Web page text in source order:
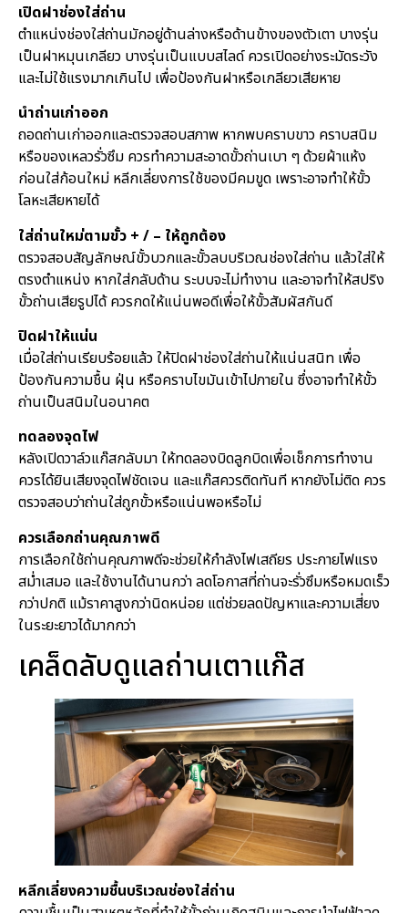
เปิดฝาช่องใส่ถ่าน
ตำแหน่งช่องใส่ถ่านมักอยู่ด้านล่างหรือด้านข้างของตัวเตา บางรุ่น
เป็นฝาหมุนเกลียว บางรุ่นเป็นแบบสไลด์ ควรเปิดอย่างระมัดระวัง
และไม่ใช้แรงมากเกินไป เพื่อป้องกันฝาหรือเกลียวเสียหาย
นำถ่านเก่าออก
ถอดถ่านเก่าออกและตรวจสอบสภาพ หากพบคราบขาว คราบสนิม
หรือของเหลวรั่วซึม ควรทำความสะอาดขั้วถ่านเบา ๆ ด้วยผ้าแห้ง
ก่อนใส่ก้อนใหม่ หลีกเลี่ยงการใช้ของมีคมขูด เพราะอาจทำให้ขั้ว
โลหะเสียหายได้
ใส่ถ่านใหม่ตามขั้ว + / – ให้ถูกต้อง
ตรวจสอบสัญลักษณ์ขั้วบวกและขั้วลบบริเวณช่องใส่ถ่าน แล้วใส่ให้
ตรงตำแหน่ง หากใส่กลับด้าน ระบบจะไม่ทำงาน และอาจทำให้สปริง
ขั้วถ่านเสียรูปได้ ควรกดให้แน่นพอดีเพื่อให้ขั้วสัมผัสกันดี
ปิดฝาให้แน่น
เมื่อใส่ถ่านเรียบร้อยแล้ว ให้ปิดฝาช่องใส่ถ่านให้แน่นสนิท เพื่อ
ป้องกันความชื้น ฝุ่น หรือคราบไขมันเข้าไปภายใน ซึ่งอาจทำให้ขั้ว
ถ่านเป็นสนิมในอนาคต
ทดลองจุดไฟ
หลังเปิดวาล์วแก๊สกลับมา ให้ทดลองบิดลูกบิดเพื่อเช็กการทำงาน
ควรได้ยินเสียงจุดไฟชัดเจน และแก๊สควรติดทันที หากยังไม่ติด ควร
ตรวจสอบว่าถ่านใส่ถูกขั้วหรือแน่นพอหรือไม่
ควรเลือกถ่านคุณภาพดี
การเลือกใช้ถ่านคุณภาพดีจะช่วยให้กำลังไฟเสถียร ประกายไฟแรง
สม่ำเสมอ และใช้งานได้นานกว่า ลดโอกาสที่ถ่านจะรั่วซึมหรือหมดเร็ว
กว่าปกติ แม้ราคาสูงกว่านิดหน่อย แต่ช่วยลดปัญหาและความเสี่ยง
ในระยะยาวได้มากกว่า
เคล็ดลับดูแลถ่านเตาแก๊ส
หลีกเลี่ยงความชื้นบริเวณช่องใส่ถ่าน